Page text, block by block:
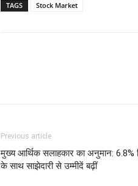
TAGS Stock Market
Previous article
मुख्य आर्थिक सलाहकार का अनुमान: 6.8%
के साथ साझेदारी से उम्मीदें बढ़ीं